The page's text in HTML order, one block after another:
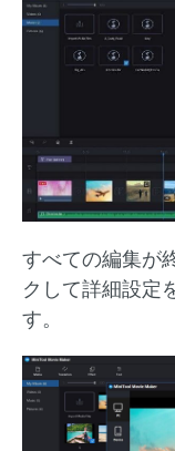
すべての編集が
クして詳細設定
す。